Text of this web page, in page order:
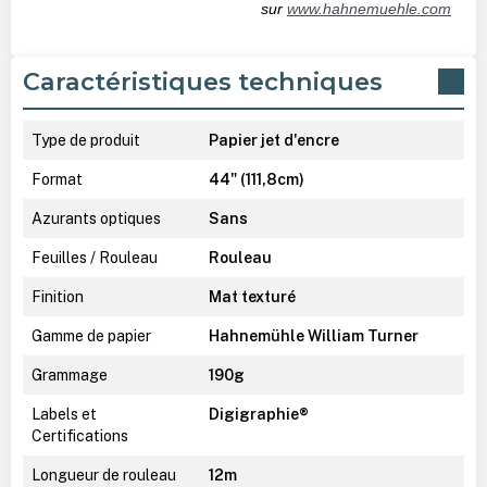
sur www.hahnemuehle.com
Caractéristiques techniques
Type de produit Papier jet d'encre
Format 44" (111,8cm)
Azurants optiques Sans
Feuilles / Rouleau Rouleau
Finition Mat texturé
Gamme de papier Hahnemühle William Turner
Grammage 190g
Labels et
Certifications
Digigraphie®
Longueur de rouleau 12m